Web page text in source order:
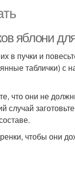
яблони
в пучки и
таблички) с
что они не
чтобы они